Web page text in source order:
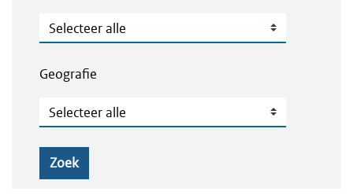
Publicatietype
Geografie
Geografie
Zoek